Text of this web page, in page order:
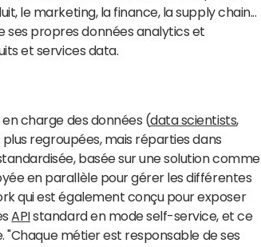
le marketing, la finance, la supply chain...
ses propres données analytics et
et services data.
en charge des données (data scientists,
regroupées, mais réparties dans
basée sur une solution comme
en parallèle pour gérer les différentes
qui est également conçu pour exposer
APIstandard en mode self-service, et ce
"Chaque métier est responsable de ses